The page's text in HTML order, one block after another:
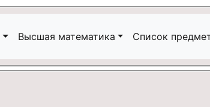
Высшая математика Список